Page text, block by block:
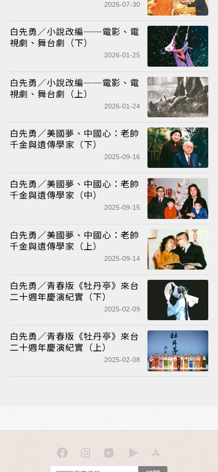
2026-07-30
白先勇／小說改編──電影、電
視劇、舞台劇（下）
2026-01-25
白先勇／小說改編──電影、電
視劇、舞台劇（上）
2026-01-24
白先勇／美國夢、中國心：老帥
千金與遺傳學家（下）
2025-09-16
白先勇／美國夢、中國心：老帥
千金與遺傳學家（中）
2025-09-15
白先勇／美國夢、中國心：老帥
千金與遺傳學家（上）
2025-09-14
白先勇／青春版《牡丹亭》來台
二十週年慶演紀實（下）
2025-02-09
白先勇／青春版《牡丹亭》來台
二十週年慶演紀實（上）
2025-02-08